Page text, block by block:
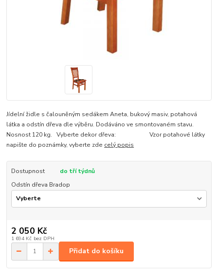
Jídelní židle s čalouněným sedákem Aneta, bukový masiv, potahová
látka a odstín dřeva dle výběru. Dodáváno ve smontovaném stavu.
Nosnost 120 kg. Vyberte dekor dřeva: Vzor potahové látky
napište do poznámky, vyberte zde celý popis
Dostupnost
do tří týdnů
Odstín dřeva Bradop
2 050 Kč
1 694 Kč bez DPH
Přidat do košíku